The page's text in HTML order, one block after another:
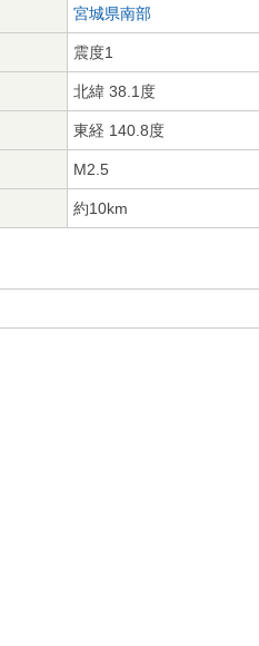
宮城県南部
震度1
北緯 38.1度
東経 140.8度
M2.5
約10km